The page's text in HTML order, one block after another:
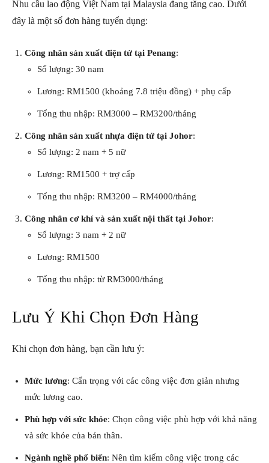
Nhu cầu lao động Việt Nam tại Malaysia đang tăng cao. Dưới
đây là một số đơn hàng tuyển dụng:
Công nhân sản xuất điện tử tại Penang:
Số lượng: 30 nam
Lương: RM1500 (khoảng 7.8 triệu đồng) + phụ cấp
Tổng thu nhập: RM3000 – RM3200/tháng
Công nhân sản xuất nhựa điện tử tại Johor:
Số lượng: 2 nam + 5 nữ
Lương: RM1500 + trợ cấp
Tổng thu nhập: RM3200 – RM4000/tháng
Công nhân cơ khí và sản xuất nội thất tại Johor:
Số lượng: 3 nam + 2 nữ
Lương: RM1500
Tổng thu nhập: từ RM3000/tháng
Lưu Ý Khi Chọn Đơn Hàng
Khi chọn đơn hàng, bạn cần lưu ý:
Mức lương: Cẩn trọng với các công việc đơn giản nhưng
mức lương cao.
Phù hợp với sức khỏe: Chọn công việc phù hợp với khả năng
và sức khỏe của bản thân.
Ngành nghề phổ biến: Nên tìm kiếm công việc trong các